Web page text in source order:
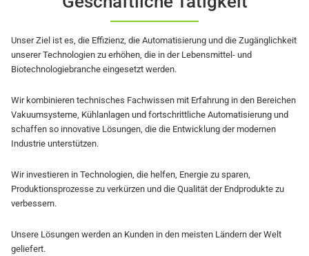
Unser Ziel ist es, die Effizienz, die Automatisierung und die Zugänglichkeit
unserer Technologien zu erhöhen, die in der Lebensmittel- und
Biotechnologiebranche eingesetzt werden.
Wir kombinieren technisches Fachwissen mit Erfahrung in den Bereichen
Vakuumsysteme, Kühlanlagen und fortschrittliche Automatisierung und
schaffen so innovative Lösungen, die die Entwicklung der modernen
Industrie unterstützen.
Wir investieren in Technologien, die helfen, Energie zu sparen,
Produktionsprozesse zu verkürzen und die Qualität der Endprodukte zu
verbessern.
Unsere Lösungen werden an Kunden in den meisten Ländern der Welt
geliefert.